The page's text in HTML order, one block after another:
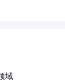
域